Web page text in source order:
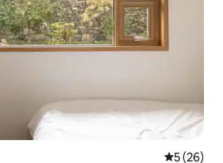
Средна
5 (26)